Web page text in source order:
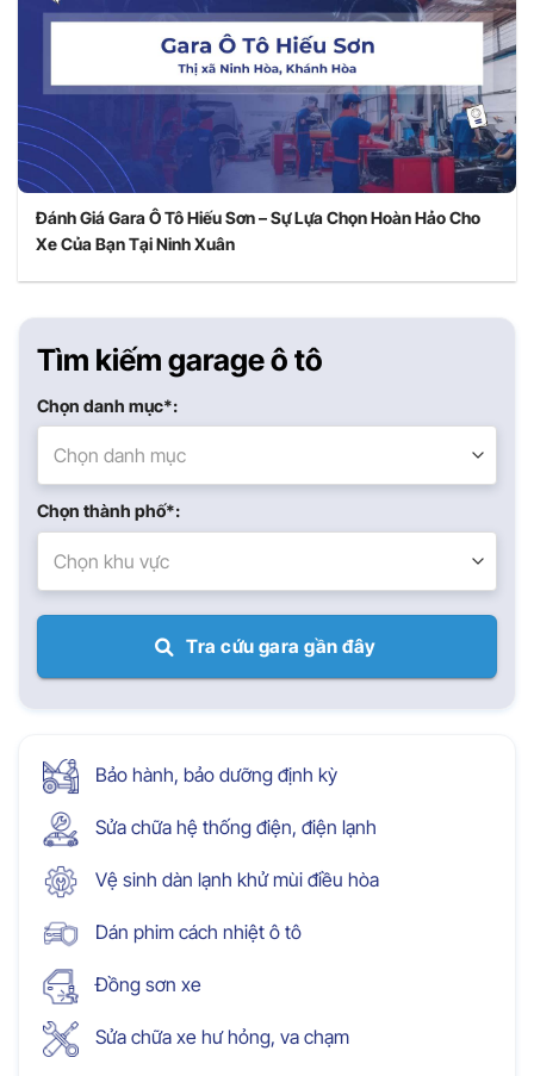
Đánh Giá Gara Ô Tô Hiếu Sơn – Sự Lựa Chọn Hoàn Hảo Cho
Xe Của Bạn Tại Ninh Xuân
Tìm kiếm garage ô tô
Chọn danh mục*:
Chọn danh mục
Chọn thành phố*:
Chọn khu vực
Tra cứu gara gần đây
Bảo hành, bảo dưỡng định kỳ
Sửa chữa hệ thống điện, điện lạnh
Vệ sinh dàn lạnh khử mùi điều hòa
Dán phim cách nhiệt ô tô
Đồng sơn xe
Sửa chữa xe hư hỏng, va chạm